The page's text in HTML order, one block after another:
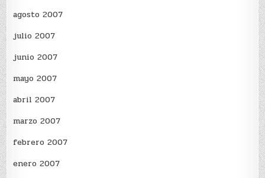
agosto 2007
julio 2007
junio 2007
mayo 2007
abril 2007
marzo 2007
febrero 2007
enero 2007